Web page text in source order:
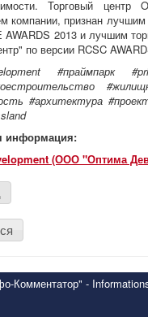
Торговый центр
компании, признан
AWARDS 2013 и лучшим
по версии RCSC
#праймпарк #
#архитектура
информация:
(ООО "Оптима
Комментатор" -